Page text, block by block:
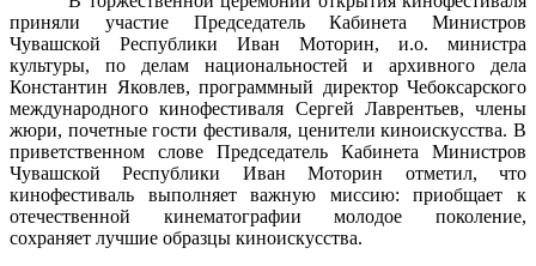
приняли участие Председатель Кабинета Министров
Чувашской Республики Иван Моторин, и.о. министра
культуры, по делам национальностей и архивного дела
Константин Яковлев, программный директор Чебоксарского
международного кинофестиваля Сергей Лаврентьев, члены
жюри, почетные гости фестиваля, ценители киноискусства. В
приветственном слове Председатель Кабинета Министров
Чувашской Республики Иван Моторин отметил, что
кинофестиваль выполняет важную миссию: приобщает к
отечественной кинематографии молодое поколение,
сохраняет лучшие образцы киноискусства.